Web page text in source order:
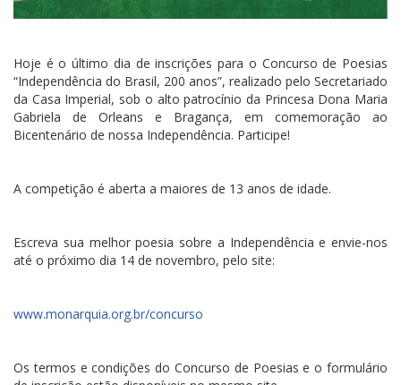
Hoje é o último dia de inscrições para o Concurso de Poesias
“Independência do Brasil, 200 anos”, realizado pelo Secretariado
da Casa Imperial, sob o alto patrocínio da Princesa Dona Maria
Gabriela de Orleans e Bragança, em comemoração ao
Bicentenário de nossa Independência. Participe!
A competição é aberta a maiores de 13 anos de idade.
Escreva sua melhor poesia sobre a Independência e envie-nos
até o próximo dia 14 de novembro, pelo site:
www.monarquia.org.br/concurso
Os termos e condições do Concurso de Poesias e o formulário